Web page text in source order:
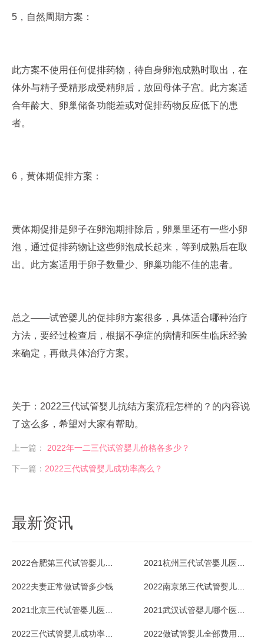
5，自然周期方案：
此方案不使用任何促排药物，待自身卵泡成熟时取出，在
体外与精子受精形成受精卵后，放回母体子宫。此方案适
合年龄大、卵巢储备功能差或对促排药物反应低下的患
者。
6，黄体期促排方案：
黄体期促排是卵子在卵泡期排除后，卵巢里还有一些小卵
泡，通过促排药物让这些卵泡成长起来，等到成熟后在取
出。此方案适用于卵子数量少、卵巢功能不佳的患者。
总之——试管婴儿的促排卵方案很多，具体适合哪种治疗
方法，要经过检查后，根据不孕症的病情和医生临床经验
来确定，再做具体治疗方案。
关于：2022三代试管婴儿抗结方案流程怎样的？的内容说
了这么多，希望对大家有帮助。
上一篇： 2022年一二三代试管婴儿价格各多少？
下一篇： 2022三代试管婴儿成功率高么？
最新资讯
2022合肥第三代试管婴儿成功率多少？ 2021杭州三代试管婴儿医院排行榜及成功率
2022夫妻正常做试管多少钱 2022南京第三代试管婴儿医院哪家好
2021北京三代试管婴儿医院排行榜一览 2021武汉试管婴儿哪个医院成功率最高？参考下
2022三代试管婴儿成功率有多高？ 2022做试管婴儿全部费用多少钱？